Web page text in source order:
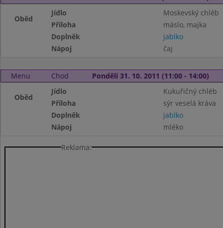
Oběd
Jídlo
Moskevský chléb
Příloha
máslo, majka
Doplněk
jablko
Nápoj
čaj
Menu Chod Pondělí 31. 10. 2011 (11:00 - 14:00)
Oběd
Jídlo
Kukuřičný chléb
Příloha
sýr veselá kráva
Doplněk
jablko
Nápoj
mléko
Reklama: